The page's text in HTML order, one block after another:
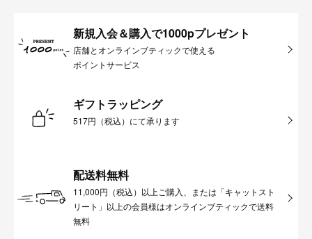
新規入会＆購入で1000pプレゼント
店舗とオンラインブティックで使える
ポイントサービス
ギフトラッピング
517円（税込）にて承ります
配送料無料
11,000円（税込）以上ご購入、または「キャットスト
リート」以上の会員様はオンラインブティックで送料
無料